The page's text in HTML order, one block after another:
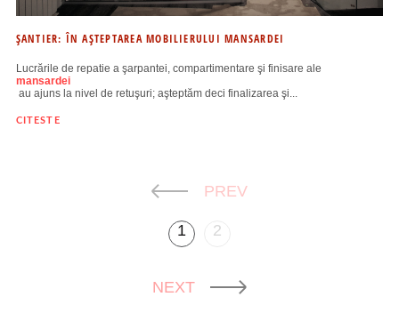
ŞANTIER: ÎN AŞTEPTAREA MOBILIERULUI MANSARDEI
Lucrările de repatie a şarpantei, compartimentare şi finisare ale
mansardei
au ajuns la nivel de retuşuri; aşteptăm deci finalizarea şi...
CITESTE
PREV
1 2
NEXT